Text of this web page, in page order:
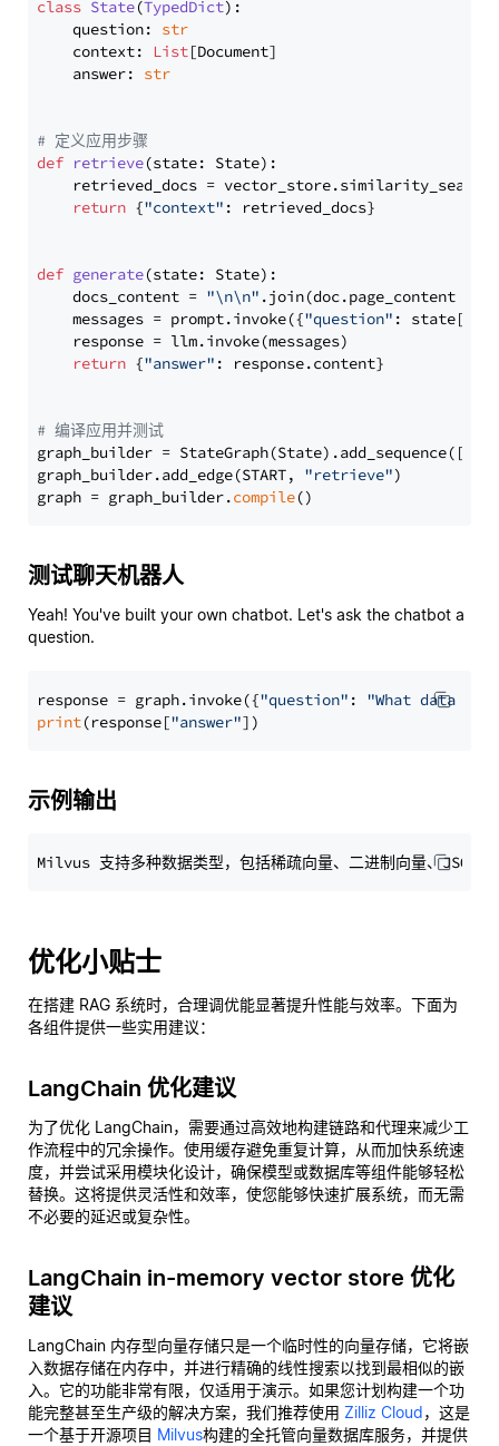
class State(TypedDict):
    question:
str
    context:
List[Document]
    answer:
str
# 定义应用步骤
def retrieve(state: State):
retrieved_docs =
return {"context" : retrieved_docs}
def generate(state: State):
    docs_content =
"\n\n" .join(doc.page_content
    messages = prompt.invoke({
"question" : state[
    response = llm.invoke(messages)
return {"answer" : response.content}
# 编译应用并测试
graph_builder =
graph_builder.add_edge(START, "retrieve")
graph = graph_builder.compile
测试聊天机器人
Yeah! You've built your own chatbot. Let's ask the chatbot a
question.
response = graph.invoke({"question" : "What data
print(response["answer"
示例输出
优化小贴士
在搭建 RAG 系统时，合理调优能显著提升性能与效率。下面为
各组件提供一些实用建议：
LangChain 优化建议
为了优化 LangChain，需要通过高效地构建链路和代理来减少工
作流程中的冗余操作。使用缓存避免重复计算，从而加快系统速
度，并尝试采用模块化设计，确保模型或数据库等组件能够轻松
替换。这将提供灵活性和效率，使您能够快速扩展系统，而无需
不必要的延迟或复杂性。
LangChain in-memory vector store 优化
建议
LangChain 内存型向量存储只是一个临时性的向量存储，它将嵌
入数据存储在内存中，并进行精确的线性搜索以找到最相似的嵌
入。它的功能非常有限，仅适用于演示。如果您计划构建一个功
能完整甚至生产级的解决方案，我们推荐使用 Zilliz Cloud，这是
一个基于开源项目 Milvus构建的全托管向量数据库服务，并提供